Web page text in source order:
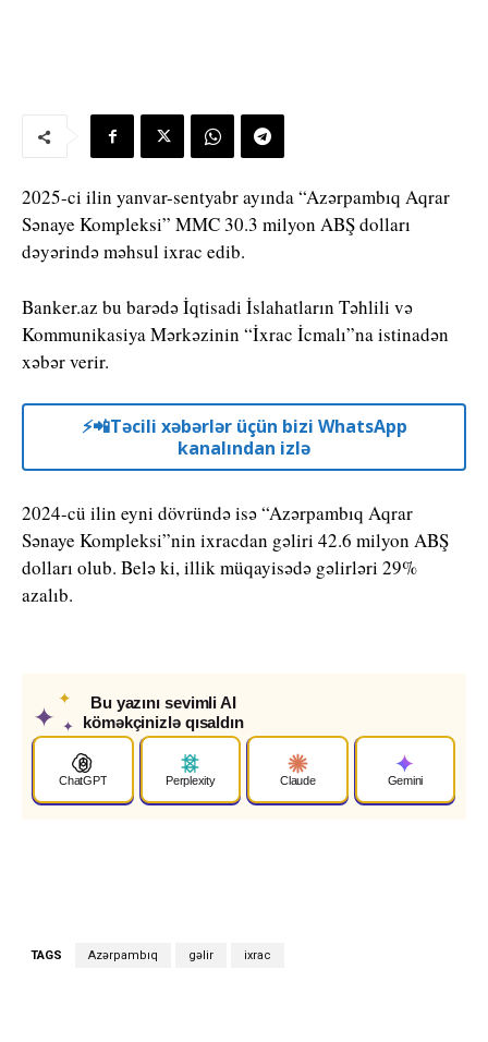
2025-ci ilin yanvar-sentyabr ayında “Azərpambıq Aqrar
Sənaye Kompleksi” MMC 30.3 milyon ABŞ dolları
dəyərində məhsul ixrac edib.
Banker.az bu barədə İqtisadi İslahatların Təhlili və
Kommunikasiya Mərkəzinin “İxrac İcmalı”na istinadən
xəbər verir.
⚡️📲Təcili xəbərlər üçün bizi WhatsApp
kanalından izlə
2024-cü ilin eyni dövründə isə “Azərpambıq Aqrar
Sənaye Kompleksi”nin ixracdan gəliri 42.6 milyon ABŞ
dolları olub. Belə ki, illik müqayisədə gəlirləri 29%
azalıb.
✦
✦
✦
Bu yazını sevimli AI
köməkçinizlə qısaldın
ChatGPT Perplexity Claude Gemini
TAGS Azərpambıq gəlir ixrac